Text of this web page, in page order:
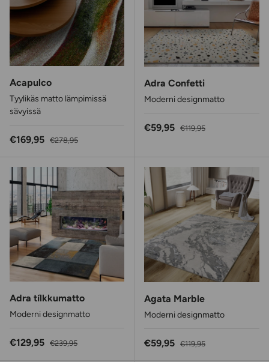
Acapulco
Tyylikäs matto lämpimissä
sävyissä
Alennushinta
€169,95 Normaalihinta
€278,95
Adra Confetti
Moderni designmatto
Alennushinta
€59,95 Normaalihinta
€119,95
Adra tílkkumatto
Moderni designmatto
Alennushinta
€129,95 Normaalihinta
€239,95
Agata Marble
Moderni designmatto
Alennushinta
€59,95 Normaalihinta
€119,95